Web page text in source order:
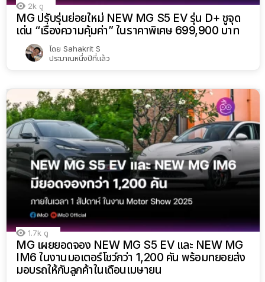
2k ดู
MG ปรับรุ่นย่อยใหม่ NEW MG S5 EV รุ่น D+ ชูจุด
เด่น “เรื่องความคุ้มค่า” ในราคาพิเศษ 699,900 บาท
โดย Sahakrit S
ประมาณหนึ่งปีที่แล้ว
1.7k ดู
MG เผยยอดจอง NEW MG S5 EV และ NEW MG
IM6 ในงานมอเตอร์โชว์กว่า 1,200 คัน พร้อมทยอยส่ง
มอบรถให้กับลูกค้าในเดือนเมษายน